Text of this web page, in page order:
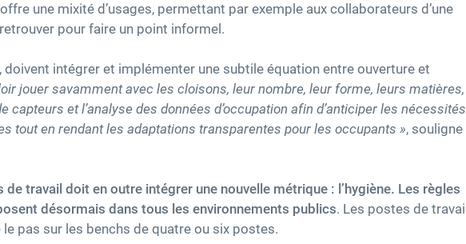
une mixité d’usages, permettant par exemple aux collaborateurs d’une
pour faire un point informel.
doivent intégrer et implémenter une subtile équation entre ouverture et
jouer savamment avec les cloisons, leur nombre, leur forme, leurs matières,
capteurs et l’analyse des données d’occupation afin d’anticiper les nécessités
tout en rendant les adaptations transparentes pour les occupants », souligne
travail doit en outre intégrer une nouvelle métrique : l’hygiène. Les règles
désormais dans tous les environnements publics. Les postes de travail
pas sur les benchs de quatre ou six postes.